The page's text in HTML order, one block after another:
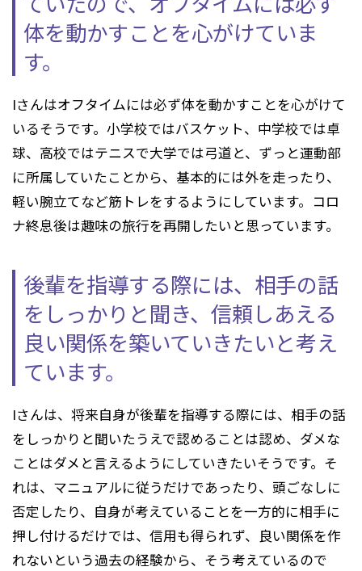
体を動かすことを心がけていま
す。
Iさんはオフタイムには必ず体を動かすことを心がけて
いるそうです。小学校ではバスケット、中学校では卓
球、高校ではテニスで大学では弓道と、ずっと運動部
に所属していたことから、基本的には外を走ったり、
軽い腕立てなど筋トレをするようにしています。コロ
ナ終息後は趣味の旅行を再開したいと思っています。
後輩を指導する際には、相手の話
をしっかりと聞き、 信頼しあえる
良い関係を築いていきたいと考え
ています。
Iさんは、将来自身が後輩を指導する際には、相手の話
をしっかりと聞いたうえで認めることは認め、ダメな
ことはダメと言えるようにしていきたいそうです。そ
れは、マニュアルに従うだけであったり、頭ごなしに
否定したり、自身が考えていることを一方的に相手に
押し付けるだけでは、信用も得られず、良い関係を作
れないという過去の経験から、そう考えているので